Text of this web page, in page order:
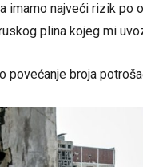
imamo najveći rizik po
plina kojeg mi
povećanje broja